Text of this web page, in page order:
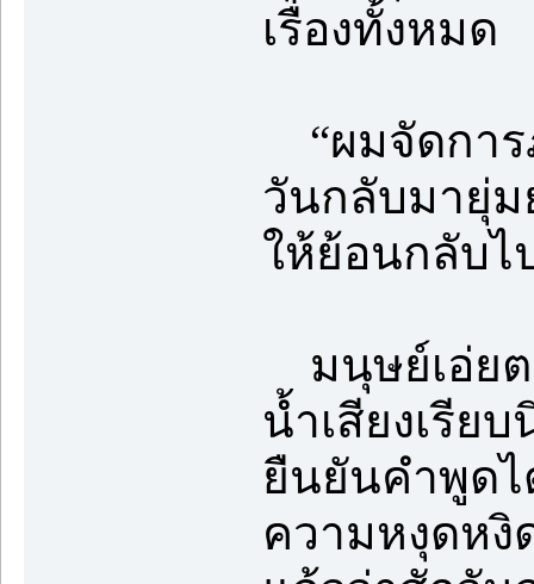
เรื่องทั้งหมด
“ผมจัดกา
วันกลับมายุ่ม
ให้ย้อนกลับไ
มนุษย์เอ่ยต
น้ำเสียงเรีย
ยืนยันคำพูดไ
ความหงุดหงิ